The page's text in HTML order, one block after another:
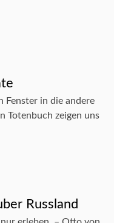
Fenster in die andere
Totenbuch zeigen uns
Russland